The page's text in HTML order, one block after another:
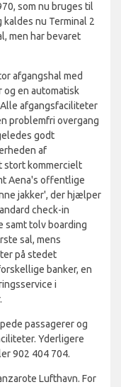
som nu bruges til
nu Terminal 2
men har bevaret
afgangshal med
og en automatisk
afgangsfaciliteter
problemfri overgang
godt
af
stort kommercielt
Aena's offentlige
jakker', der hjælper
check-in
samt tolv boarding
sal, mens
på stedet
banker, en
i
passagerer og
Yderligere
902 404 704.
Lufthavn. For